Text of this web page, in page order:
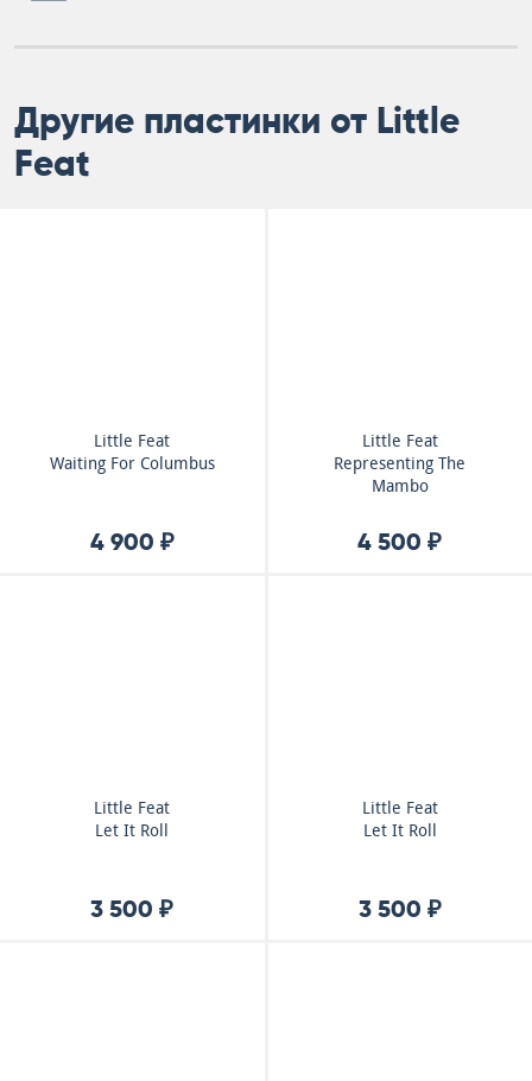
Другие пластинки от Little
Feat
Little Feat
Waiting For Columbus
4 900 ₽
Little Feat
Representing The
Mambo
4 500 ₽
Little Feat
Let It Roll
3 500 ₽
Little Feat
Let It Roll
3 500 ₽